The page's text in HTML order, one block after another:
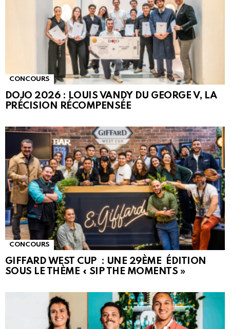
CONCOURS
DOJO 2026 : LOUIS VANDY DU GEORGE V, LA
PRÉCISION RÉCOMPENSÉE
CONCOURS
GIFFARD WEST CUP : UNE 29ÈME ÉDITION
SOUS LE THÈME « SIP THE MOMENTS »